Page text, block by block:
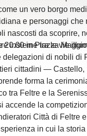
un vero borgo
e personaggi che
nascosti da scoprire,
insieme tra le vie
20.00 in Piazza
delegazioni di nobili di
cittadini — Castello,
forma la
tra Feltre e la
accende la
Città di Feltre
in cui la